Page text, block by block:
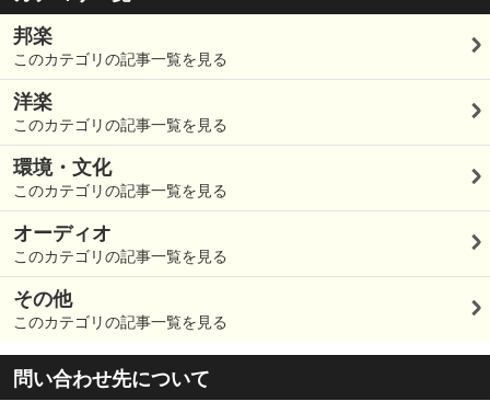
邦楽
このカテゴリの記事一覧を見る
洋楽
このカテゴリの記事一覧を見る
環境・文化
このカテゴリの記事一覧を見る
オーディオ
このカテゴリの記事一覧を見る
その他
このカテゴリの記事一覧を見る
問い合わせ先について